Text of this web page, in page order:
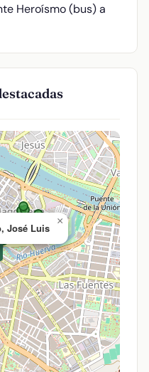
Heroísmo (bus) a
José Luis
×